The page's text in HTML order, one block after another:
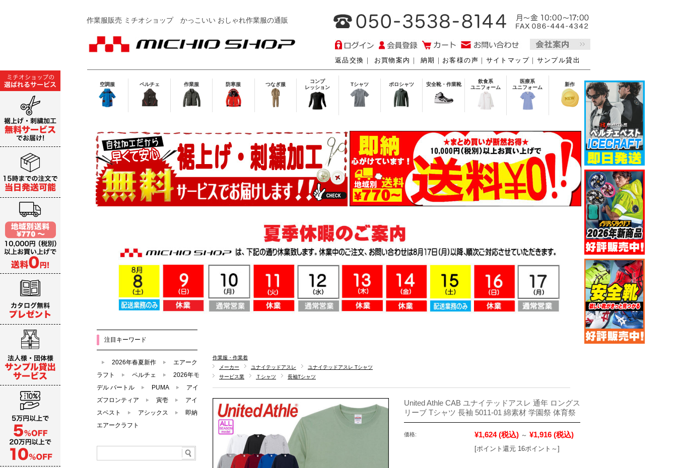
作業服販売 ミチオショップかっこいい おしゃれ作業服の通販
返品交換 ｜ お買物案内 ｜ 納期 ｜ お客様の声 ｜ サイトマップ ｜ サンプル貸出
空調服 ペルチェ 作業服 防寒服 つなぎ服
コンプ
レッション
Tシャツ ポロシャツ 安全靴・作業靴
飲食系
ユニフォーム
医療系
ユニフォーム
新作
作業服・作業着
メーカー
ユナイテッドアスレ
ユナイテッドアスレ Tシャツ
サービス業
Ｔシャツ 長袖Tシャツ
United Athle CAB ユナイテッドアスレ 通年 ロングス
リーブ Tシャツ 長袖 5011-01 綿素材 学園祭 体育祭
価格: ¥1,624 (税込) ～ ¥1,916 (税込)
[ポイント還元 16ポイント～]
注目キーワード
2026年春夏新作
エアーク
ラフト
ペルチェ
2026年モ
デル バートル
PUMA
アイ
ズフロンティア
寅壱
アイ
スベスト
アシックス
即納
エアークラフト